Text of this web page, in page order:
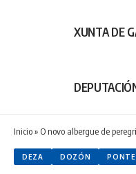
XUNTA DE
Inicio» O novo albergue de peregrinos da
DEZA DOZÓN